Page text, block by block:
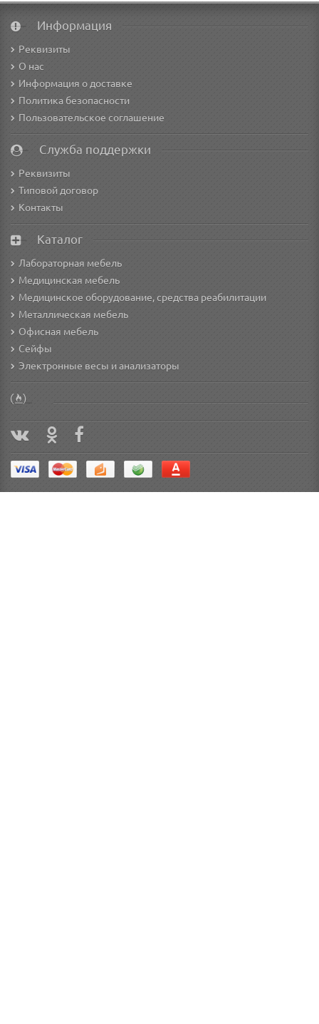
Информация
Реквизиты
О нас
Информация о доставке
Политика безопасности
Пользовательское соглашение
Служба поддержки
Реквизиты
Типовой договор
Контакты
Каталог
Лабораторная мебель
Медицинская мебель
Медицинское оборудование, средства реабилитации
Металлическая мебель
Офисная мебель
Сейфы
Электронные весы и анализаторы